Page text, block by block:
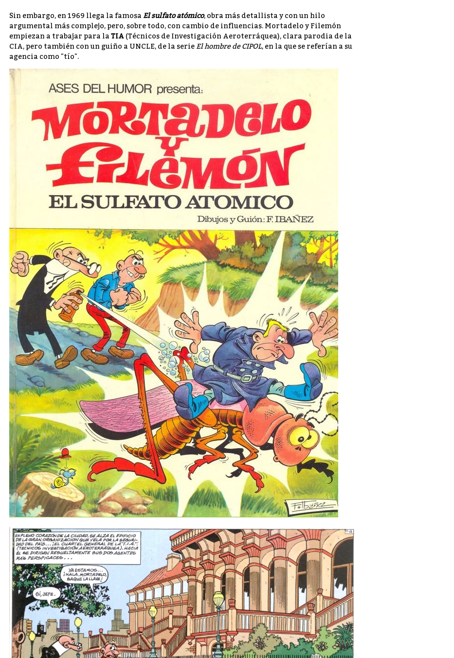
Sin embargo, en 1969 llega la famosa El sulfato atómico, obra más detallista y con un hilo
argumental más complejo, pero, sobre todo, con cambio de influencias. Mortadelo y Filemón
empiezan a trabajar para la TIA (Técnicos de Investigación Aeroterráquea), clara parodia de la
CIA, pero también con un guiño a UNCLE, de la serie El hombre de CIPOL, en la que se referían a su
agencia como "tío".